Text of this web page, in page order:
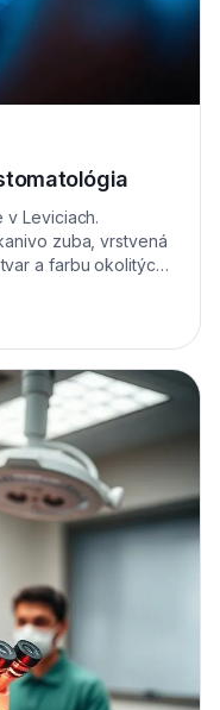
v Leviciach.
zuba, vrstvená
a farbu okolitých